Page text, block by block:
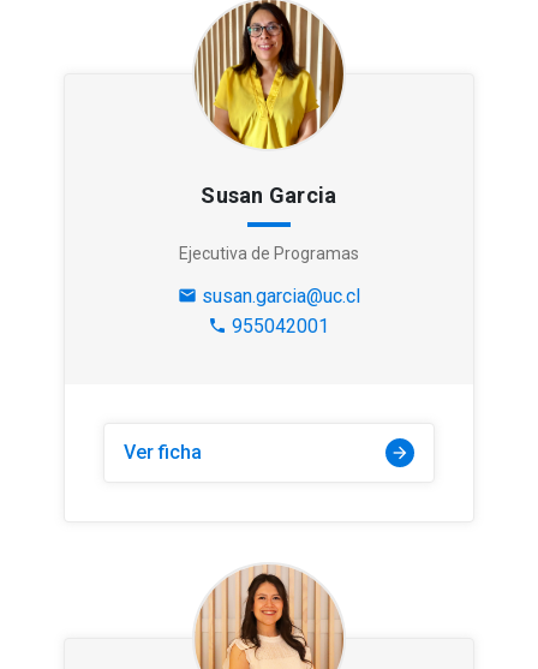
Susan Garcia
Ejecutiva de Programas
mail susan.garcia@uc.cl
phone 955042001
Ver ficha arrow_forward